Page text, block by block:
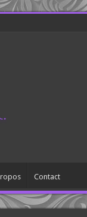
Contact